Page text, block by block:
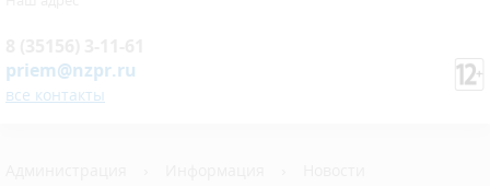
priem@nzpr.ru
все контакты